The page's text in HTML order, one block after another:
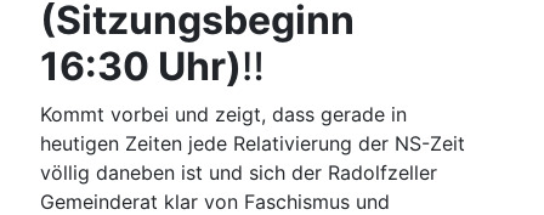
(Sitzungsbeginn
16:30 Uhr)‼️
Kommt vorbei und zeigt, dass gerade in
heutigen Zeiten jede Relativierung der NS-Zeit
völlig daneben ist und sich der Radolfzeller
Gemeinderat klar von Faschismus und